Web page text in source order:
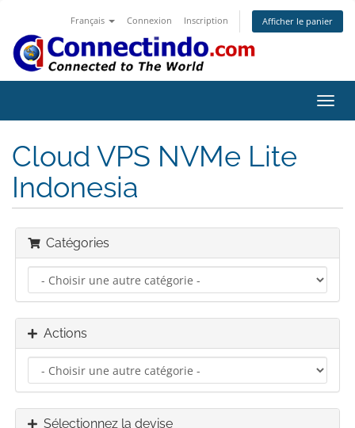
Français Connexion Inscription Afficher le panier
la
Cloud VPS NVMe Lite
Indonesia
Catégories
Actions
Sélectionnez la devise